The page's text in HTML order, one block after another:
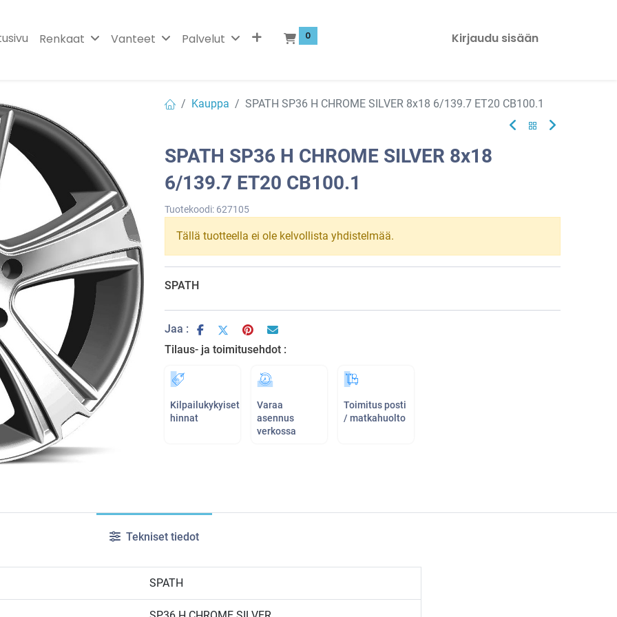
Renkaat Vanteet Palvelut 0 Kirjaudu sisään
Kauppa SPATH SP36 H CHROME SILVER 8x18 6/139.7 ET20 CB100.1
SPATH SP36 H CHROME SILVER 8x18
6/139.7 ET20 CB100.1
Tuotekoodi: 627105
Tällä tuotteella ei ole kelvollista yhdistelmää.
SPATH
Jaa :
Tilaus- ja toimitusehdot :
Kilpailukykyiset
hinnat
Varaa
asennus
verkossa
Toimitus posti
/ matkahuolto
Tekniset tiedot
SPATH